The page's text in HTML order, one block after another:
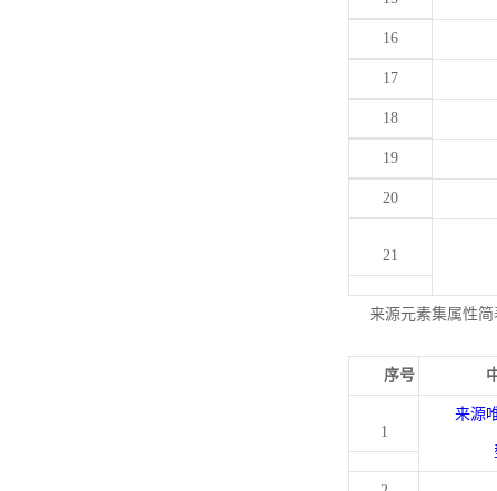
16
17
18
19
20
21
来源元素集属性简
序号
1
来源